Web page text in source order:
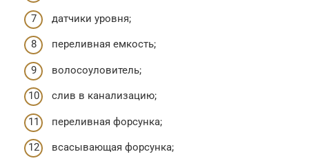
датчики уровня;
переливная емкость;
волосоуловитель;
слив в канализацию;
переливная форсунка;
всасывающая форсунка;